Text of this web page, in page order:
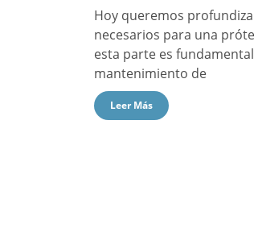
Hoy queremos
necesarios para una
esta parte es
mantenimiento de
Leer Más